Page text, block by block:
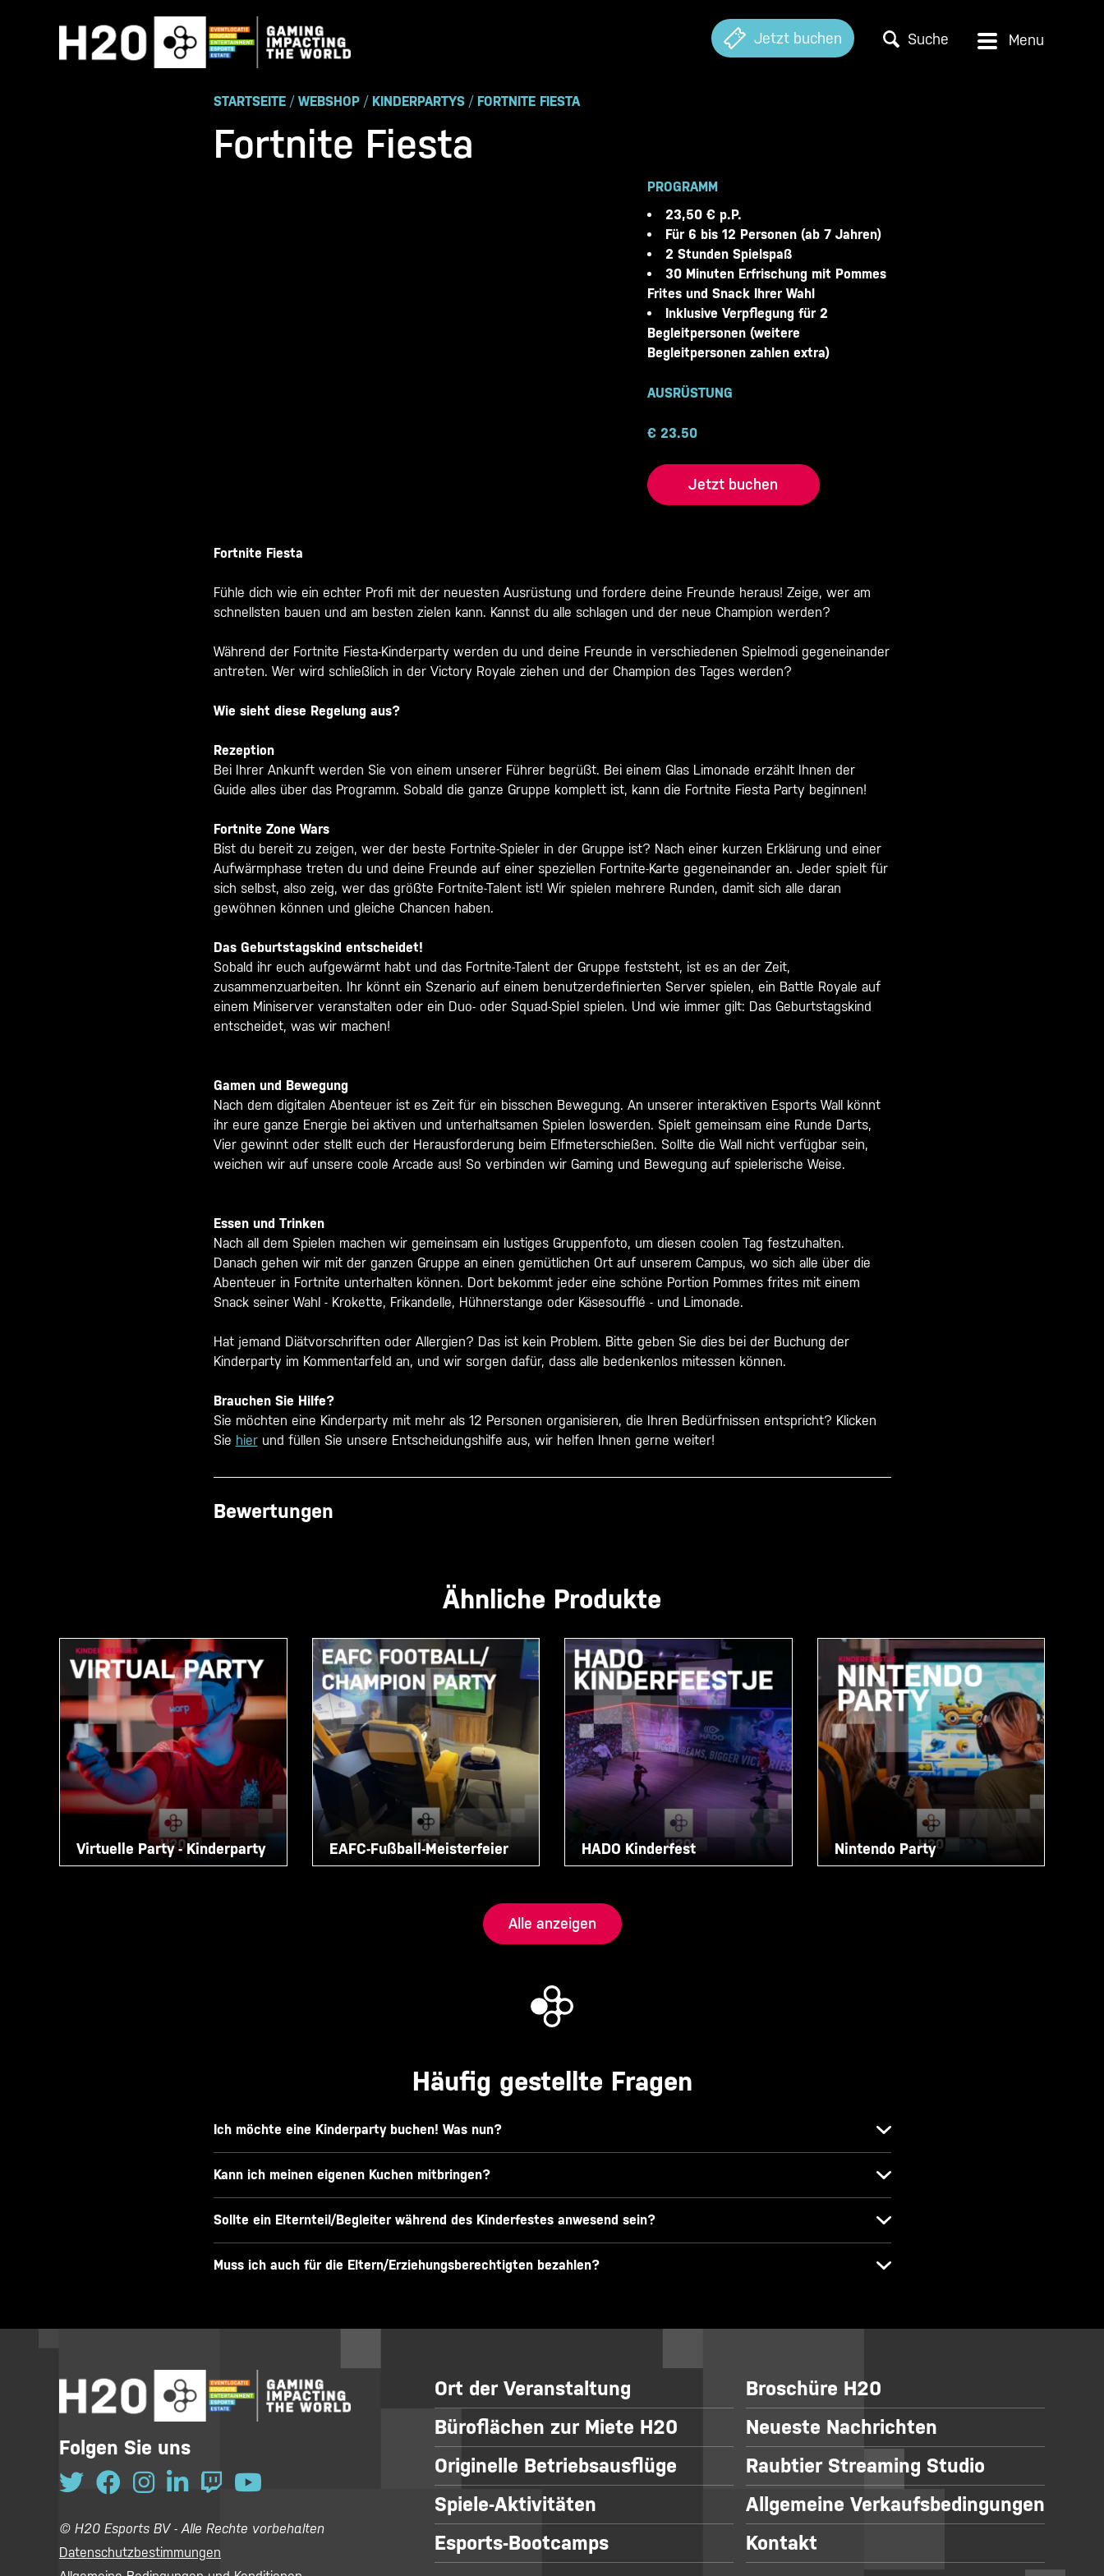
Jetzt buchen Suche
STARTSEITE/ WEBSHOP/ KINDERPARTYS/ FORTNITE FIESTA
Fortnite Fiesta
PROGRAMM
23,50 € p.P.
Für 6 bis 12 Personen (ab 7 Jahren)
2 Stunden Spielspaß
30 Minuten Erfrischung mit Pommes
Frites und Snack Ihrer Wahl
Inklusive Verpflegung für 2
Begleitpersonen (weitere
Begleitpersonen zahlen extra)
AUSRÜSTUNG
€ 23.50
Jetzt buchen
Fortnite Fiesta
Fühle dich wie ein echter Profi mit der neuesten Ausrüstung und fordere deine Freunde heraus! Zeige, wer am
schnellsten bauen und am besten zielen kann. Kannst du alle schlagen und der neue Champion werden?
Während der Fortnite Fiesta-Kinderparty werden du und deine Freunde in verschiedenen Spielmodi gegeneinander
antreten. Wer wird schließlich in der Victory Royale ziehen und der Champion des Tages werden?
Wie sieht diese Regelung aus?
Rezeption
Bei Ihrer Ankunft werden Sie von einem unserer Führer begrüßt. Bei einem Glas Limonade erzählt Ihnen der
Guide alles über das Programm. Sobald die ganze Gruppe komplett ist, kann die Fortnite Fiesta Party beginnen!
Fortnite Zone Wars
Bist du bereit zu zeigen, wer der beste Fortnite-Spieler in der Gruppe ist? Nach einer kurzen Erklärung und einer
Aufwärmphase treten du und deine Freunde auf einer speziellen Fortnite-Karte gegeneinander an. Jeder spielt für
sich selbst, also zeig, wer das größte Fortnite-Talent ist! Wir spielen mehrere Runden, damit sich alle daran
gewöhnen können und gleiche Chancen haben.
Das Geburtstagskind entscheidet!
Sobald ihr euch aufgewärmt habt und das Fortnite-Talent der Gruppe feststeht, ist es an der Zeit,
zusammenzuarbeiten. Ihr könnt ein Szenario auf einem benutzerdefinierten Server spielen, ein Battle Royale auf
einem Miniserver veranstalten oder ein Duo- oder Squad-Spiel spielen. Und wie immer gilt: Das Geburtstagskind
entscheidet, was wir machen!
Gamen und Bewegung
Nach dem digitalen Abenteuer ist es Zeit für ein bisschen Bewegung. An unserer interaktiven Esports Wall könnt
ihr eure ganze Energie bei aktiven und unterhaltsamen Spielen loswerden. Spielt gemeinsam eine Runde Darts,
Vier gewinnt oder stellt euch der Herausforderung beim Elfmeterschießen. Sollte die Wall nicht verfügbar sein,
weichen wir auf unsere coole Arcade aus! So verbinden wir Gaming und Bewegung auf spielerische Weise.
Essen und Trinken
Nach all dem Spielen machen wir gemeinsam ein lustiges Gruppenfoto, um diesen coolen Tag festzuhalten.
Danach gehen wir mit der ganzen Gruppe an einen gemütlichen Ort auf unserem Campus, wo sich alle über die
Abenteuer in Fortnite unterhalten können. Dort bekommt jeder eine schöne Portion Pommes frites mit einem
Snack seiner Wahl - Krokette, Frikandelle, Hühnerstange oder Käsesoufflé - und Limonade.
Hat jemand Diätvorschriften oder Allergien? Das ist kein Problem. Bitte geben Sie dies bei der Buchung der
Kinderparty im Kommentarfeld an, und wir sorgen dafür, dass alle bedenkenlos mitessen können.
Brauchen Sie Hilfe?
Sie möchten eine Kinderparty mit mehr als 12 Personen organisieren, die Ihren Bedürfnissen entspricht? Klicken
Sie hierund füllen Sie unsere Entscheidungshilfe aus, wir helfen Ihnen gerne weiter!
Bewertungen
Ähnliche Produkte
Virtuelle Party - Kinderparty EAFC-Fußball-Meisterfeier HADO Kinderfest Nintendo Party
Alle anzeigen
Häufig gestellte Fragen
Ich möchte eine Kinderparty buchen! Was nun?
Kann ich meinen eigenen Kuchen mitbringen?
Sollte ein Elternteil/Begleiter während des Kinderfestes anwesend sein?
Muss ich auch für die Eltern/Erziehungsberechtigten bezahlen?
Folgen Sie uns
© H20 Esports BV - Alle Rechte vorbehalten
Datenschutzbestimmungen
Ort der Veranstaltung
Büroflächen zur Miete H20
Originelle Betriebsausflüge
Spiele-Aktivitäten
Esports-Bootcamps
Broschüre H20
Neueste Nachrichten
Raubtier Streaming Studio
Allgemeine Verkaufsbedingungen
Kontakt